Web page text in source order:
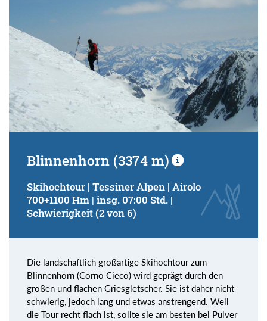
Blinnenhorn (3374 m)
Skihochtour | Tessiner Alpen | Airolo
700+1100 Hm | insg. 07:00 Std. |
Schwierigkeit (2 von 6)
Die landschaftlich großartige Skihochtour zum
Blinnenhorn (Corno Cieco) wird geprägt durch den
großen und flachen Griesgletscher. Sie ist daher nicht
schwierig, jedoch lang und etwas anstrengend. Weil
die Tour recht flach ist, sollte sie am besten bei Pulver